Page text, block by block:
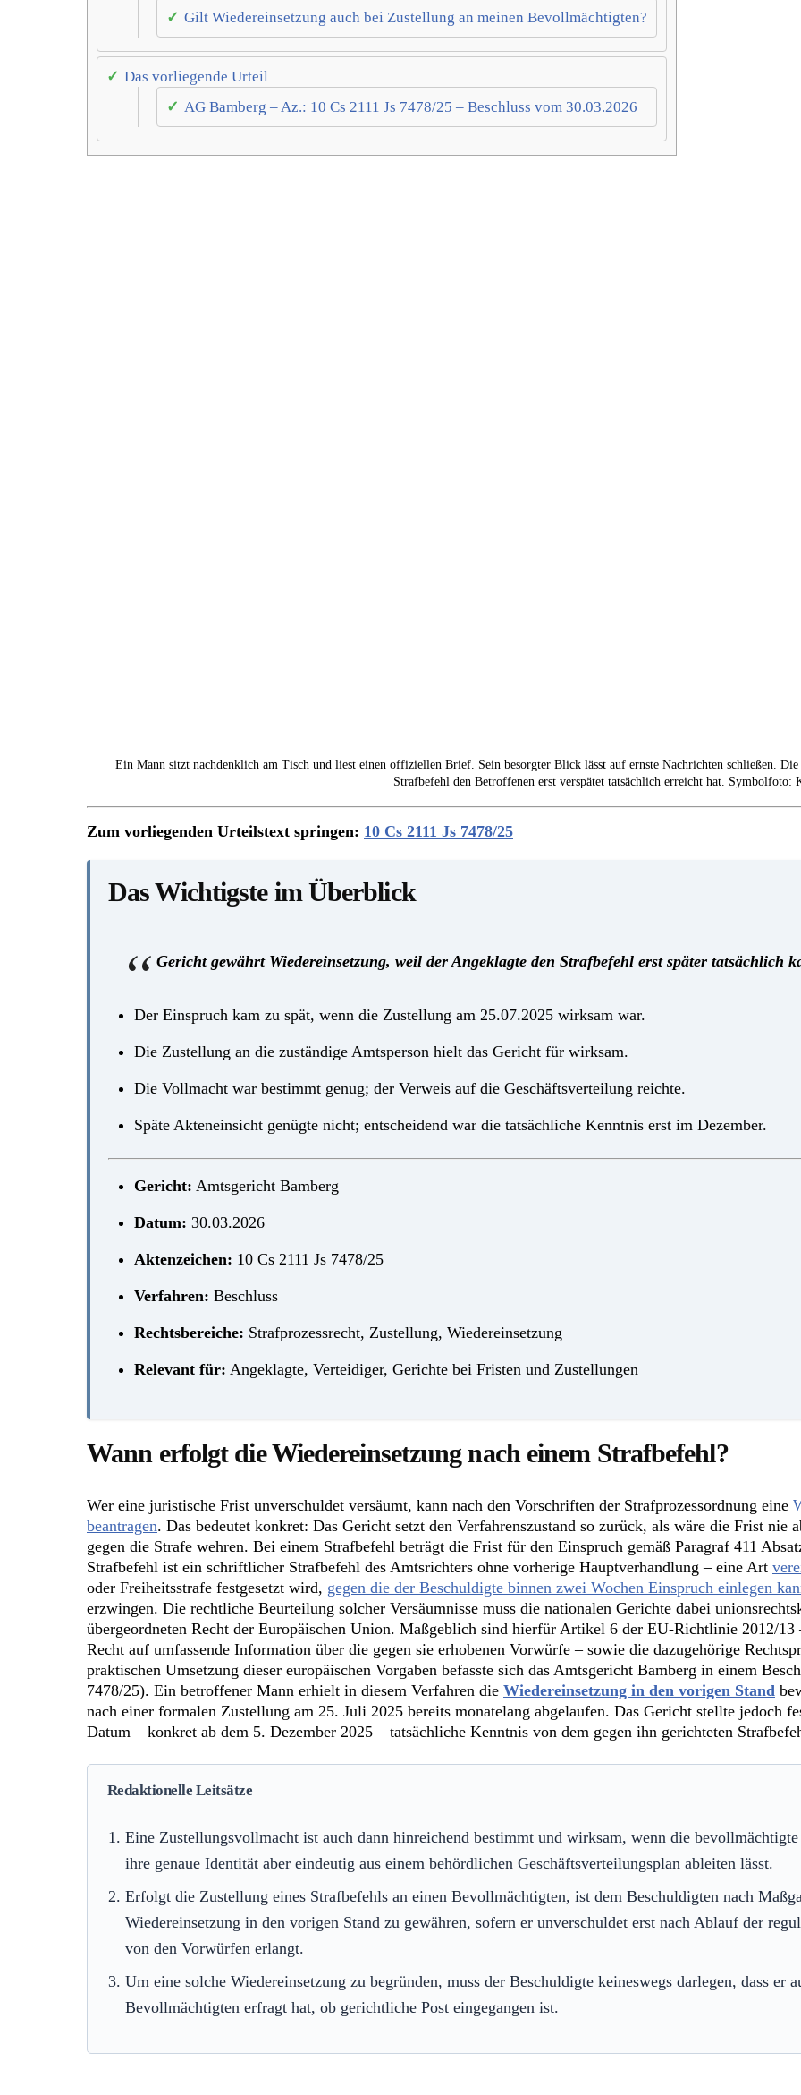
Gilt Wiedereinsetzung auch bei Zustellung an meinen Bevollmächtigten?
Das vorliegende Urteil
AG Bamberg – Az.: 10 Cs 2111 Js 7478/25 – Beschluss vom 30.03.2026
Ein Mann sitzt nachdenklich am Tisch und liest einen offiziellen Brief. Sein besorgter Blick lässt auf ernste Nachrichten schließen.
Strafbefehl den Betroffenen erst verspätet tatsächlich erreicht hat. Symbolfoto:
Zum vorliegenden Urteilstext springen: 10 Cs 2111 Js 7478/25
Das Wichtigste im Überblick
Gericht gewährt Wiedereinsetzung, weil der Angeklagte den Strafbefehl erst später tatsächlich
Der Einspruch kam zu spät, wenn die Zustellung am 25.07.2025 wirksam war.
Die Zustellung an die zuständige Amtsperson hielt das Gericht für wirksam.
Die Vollmacht war bestimmt genug; der Verweis auf die Geschäftsverteilung reichte.
Späte Akteneinsicht genügte nicht; entscheidend war die tatsächliche Kenntnis erst im Dezember.
Gericht: Amtsgericht Bamberg
Datum: 30.03.2026
Aktenzeichen: 10 Cs 2111 Js 7478/25
Verfahren: Beschluss
Rechtsbereiche: Strafprozessrecht, Zustellung, Wiedereinsetzung
Relevant für: Angeklagte, Verteidiger, Gerichte bei Fristen und Zustellungen
Wann erfolgt die Wiedereinsetzung nach einem Strafbefehl?
Wer eine juristische Frist unverschuldet versäumt, kann nach den Vorschriften der Strafprozessordnung eine
beantragen. Das bedeutet konkret: Das Gericht setzt den Verfahrenszustand so zurück, als wäre die Frist nie
gegen die Strafe wehren. Bei einem Strafbefehl beträgt die Frist für den Einspruch gemäß Paragraf 411
Strafbefehl ist ein schriftlicher Strafbefehl des Amtsrichters ohne vorherige Hauptverhandlung – eine Art
oder Freiheitsstrafe festgesetzt wird, gegen die der Beschuldigte binnen zwei Wochen Einspruch einlegen
erzwingen. Die rechtliche Beurteilung solcher Versäumnisse muss die nationalen Gerichte dabei
übergeordneten Recht der Europäischen Union. Maßgeblich sind hierfür Artikel 6 der EU-Richtlinie 2012/
Recht auf umfassende Information über die gegen sie erhobenen Vorwürfe – sowie die dazugehörige
praktischen Umsetzung dieser europäischen Vorgaben befasste sich das Amtsgericht Bamberg in einem
7478/25). Ein betroffener Mann erhielt in diesem Verfahren die Wiedereinsetzung in den vorigen Stand
nach einer formalen Zustellung am 25. Juli 2025 bereits monatelang abgelaufen. Das Gericht stellte jedoch
Datum – konkret ab dem 5. Dezember 2025 – tatsächliche Kenntnis von dem gegen ihn gerichteten
Redaktionelle Leitsätze
Eine Zustellungsvollmacht ist auch dann hinreichend bestimmt und wirksam, wenn die
ihre genaue Identität aber eindeutig aus einem behördlichen Geschäftsverteilungsplan ableiten lässt.
Erfolgt die Zustellung eines Strafbefehls an einen Bevollmächtigten, ist dem Beschuldigten nach
Wiedereinsetzung in den vorigen Stand zu gewähren, sofern er unverschuldet erst nach Ablauf der
von den Vorwürfen erlangt.
Um eine solche Wiedereinsetzung zu begründen, muss der Beschuldigte keineswegs darlegen, dass er
Bevollmächtigten erfragt hat, ob gerichtliche Post eingegangen ist.